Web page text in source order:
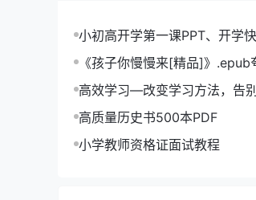
小初高开学第一课PPT、开学
《孩子你慢慢来[精品]》.epub
高效学习—改变学习方法，告
高质量历史书500本PDF
小学教师资格证面试教程